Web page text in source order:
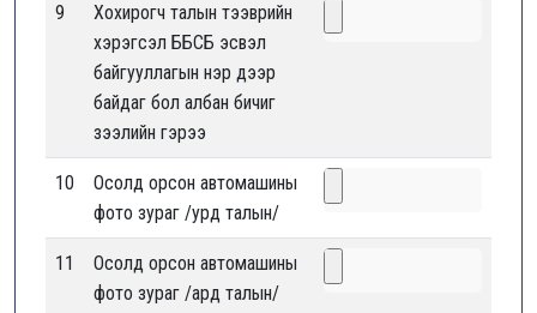
9
Хохирогч талын тээврийн
хэрэгсэл ББСБ эсвэл
байгууллагын нэр дээр
байдаг бол албан бичиг
зээлийн гэрээ
10
Осолд орсон автомашины
фото зураг /урд талын/
11
Осолд орсон автомашины
фото зураг /ард талын/